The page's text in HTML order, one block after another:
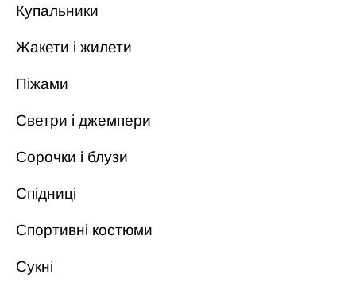
Купальники
Жакети і жилети
Піжами
Светри і джемпери
Сорочки і блузи
Спідниці
Спортивні костюми
Сукні